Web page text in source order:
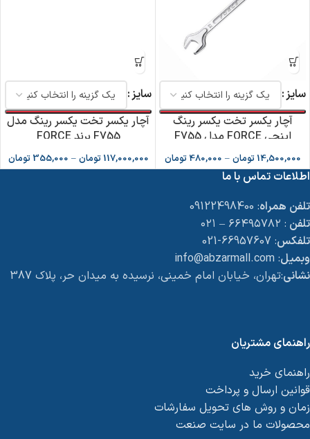
سایز
آچار یکسر تخت یکسر رینگ
اینچی FORCE مدل F755
14,500,000 تومان –
480,000 تومان
سایز
آچار یکسر تخت یکسر رینگ مدل
F755 برند FORCE
117,000,000 تومان –
355,000 تومان
اطلاعات تماس با ما
تلفن همراه: 09122498400
تلفن : ۶۶۴۹۵۷۸۲ – ۰۲۱
تلفکس: 66957607-021
وبمیل: info@abzarmall.com
نشانی:تهران، خیابان امام خمینی، نرسیده به میدان حر، پلاک 387
راهنمای مشتریان
راهنمای خرید
قوانین ارسال و پرداخت
زمان و روش های تحویل سفارشات
محصولات ما در سایت صنعت